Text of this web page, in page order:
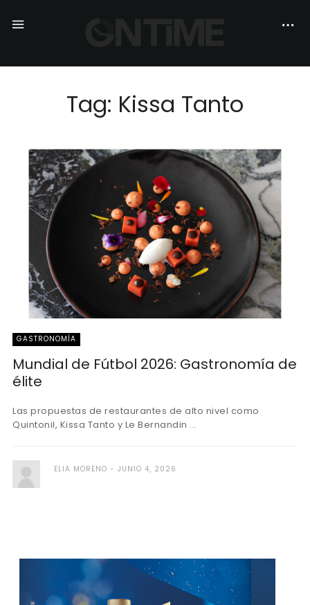
Tag: Kissa Tanto
GASTRONOMÍA
Mundial de Fútbol 2026: Gastronomía de
élite
Las propuestas de restaurantes de alto nivel como
Quintonil, Kissa Tanto y Le Bernandin ...
ELIA MORENO JUNIO 4, 2026